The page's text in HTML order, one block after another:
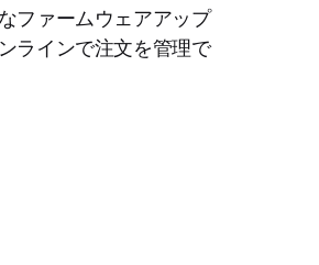
ファームウェアアップ
ラインで注文を管理で